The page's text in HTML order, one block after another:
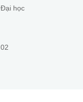
Đại học
02